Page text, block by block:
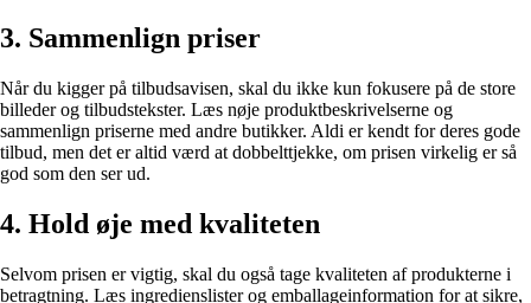
3. Sammenlign priser
Når du kigger på tilbudsavisen, skal du ikke kun fokusere på de store
billeder og tilbudstekster. Læs nøje produktbeskrivelserne og
sammenlign priserne med andre butikker. Aldi er kendt for deres gode
tilbud, men det er altid værd at dobbelttjekke, om prisen virkelig er så
god som den ser ud.
4. Hold øje med kvaliteten
Selvom prisen er vigtig, skal du også tage kvaliteten af produkterne i
betragtning. Læs ingredienslister og emballageinformation for at sikre,